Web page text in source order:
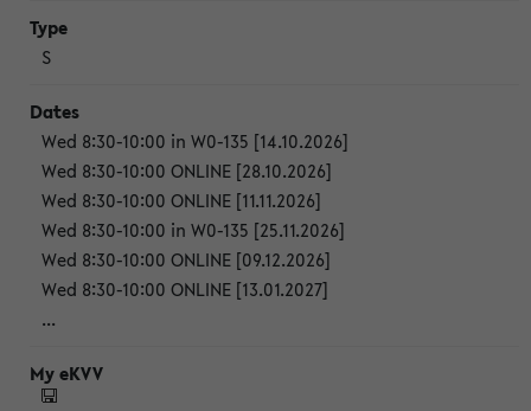
S
Wed 8:30-10:00 in W0-135 [14.10.2026]
Wed 8:30-10:00 ONLINE [28.10.2026]
Wed 8:30-10:00 ONLINE [11.11.2026]
Wed 8:30-10:00 in W0-135 [25.11.2026]
Wed 8:30-10:00 ONLINE [09.12.2026]
Wed 8:30-10:00 ONLINE [13.01.2027]
...